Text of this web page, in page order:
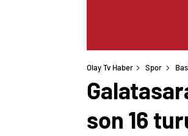
Olay Tv Haber Spor
son 16